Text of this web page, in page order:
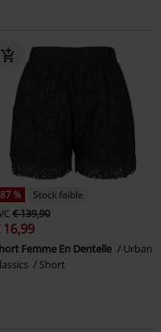
%
Stock faible
€ 139,90
16,99
Femme En Dentelle
Urban
Short